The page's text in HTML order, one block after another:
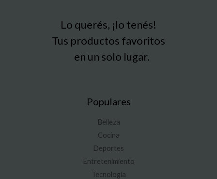
Lo querés, ¡lo tenés!
Tus productos favoritos
en un solo lugar.
Populares
Belleza
Cocina
Deportes
Entretenimiento
Tecnología